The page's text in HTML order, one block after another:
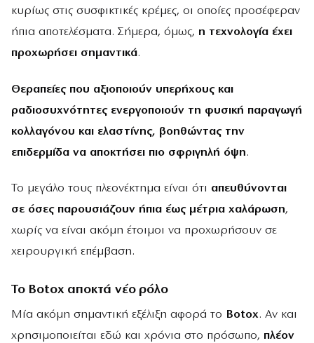
κυρίως στις συσφικτικές κρέμες, οι οποίες προσέφεραν
ήπια αποτελέσματα. Σήμερα, όμως, η τεχνολογία έχει
προχωρήσει σημαντικά.
Θεραπείες που αξιοποιούν υπερήχους και
ραδιοσυχνότητες ενεργοποιούν τη φυσική παραγωγή
κολλαγόνου και ελαστίνης, βοηθώντας την
επιδερμίδα να αποκτήσει πιο σφριγηλή όψη.
Το μεγάλο τους πλεονέκτημα είναι ότι απευθύνονται
σε όσες παρουσιάζουν ήπια έως μέτρια χαλάρωση,
χωρίς να είναι ακόμη έτοιμοι να προχωρήσουν σε
χειρουργική επέμβαση.
Το Botox αποκτά νέο ρόλο
Μία ακόμη σημαντική εξέλιξη αφορά το Botox. Αν και
χρησιμοποιείται εδώ και χρόνια στο πρόσωπο, πλέον